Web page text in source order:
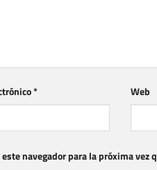
* Web
navegador para la próxima vez